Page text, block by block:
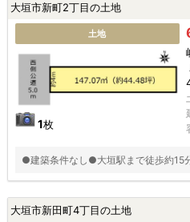
大垣市新町2丁目の土地
土地
1枚
●建築条件なし●大垣駅まで徒歩約15
大垣市新田町4丁目の土地